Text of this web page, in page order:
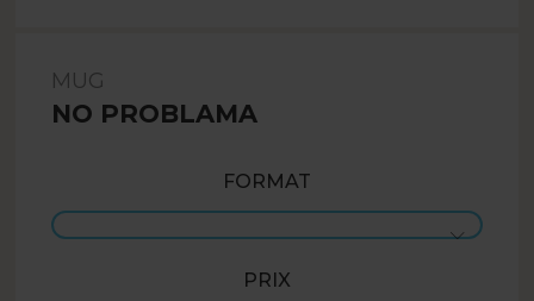
MUG
NO PROBLAMA
FORMAT
PRIX